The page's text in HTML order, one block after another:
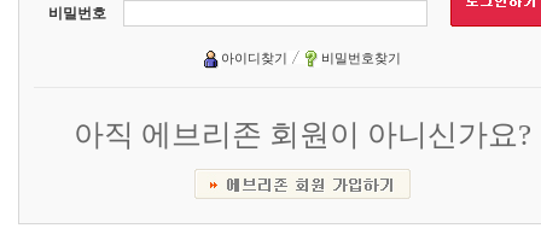
비밀번호
아이디찾기 비밀번호찾기
아직 에브리존 회원이 아니신가요?